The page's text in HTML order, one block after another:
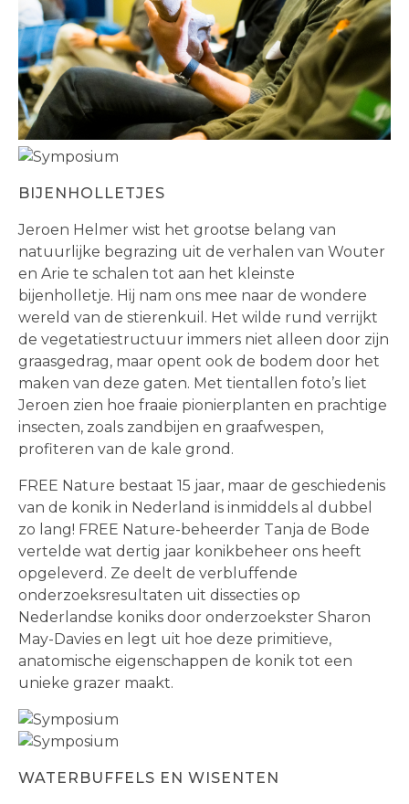
BIJENHOLLETJES
Jeroen Helmer wist het grootse belang van
natuurlijke begrazing uit de verhalen van Wouter
en Arie te schalen tot aan het kleinste
bijenholletje. Hij nam ons mee naar de wondere
wereld van de stierenkuil. Het wilde rund verrijkt
de vegetatiestructuur immers niet alleen door zijn
graasgedrag, maar opent ook de bodem door het
maken van deze gaten. Met tientallen foto’s liet
Jeroen zien hoe fraaie pionierplanten en prachtige
insecten, zoals zandbijen en graafwespen,
profiteren van de kale grond.
FREE Nature bestaat 15 jaar, maar de geschiedenis
van de konik in Nederland is inmiddels al dubbel
zo lang! FREE Nature-beheerder Tanja de Bode
vertelde wat dertig jaar konikbeheer ons heeft
opgeleverd. Ze deelt de verbluffende
onderzoeksresultaten uit dissecties op
Nederlandse koniks door onderzoekster Sharon
May-Davies en legt uit hoe deze primitieve,
anatomische eigenschappen de konik tot een
unieke grazer maakt.
WATERBUFFELS EN WISENTEN